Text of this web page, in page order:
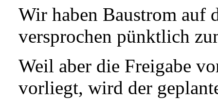
Wir haben Baustrom auf
versprochen pünktlich
Weil aber die Freigabe
vorliegt, wird der